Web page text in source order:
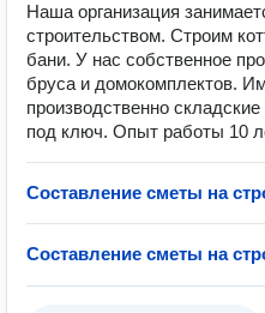
Наша организация
строительством. Строим
бани. У нас собственное
бруса и домокомплектов.
производственно
под ключ. Опыт работы 10
Составление сметы на
Составление сметы на